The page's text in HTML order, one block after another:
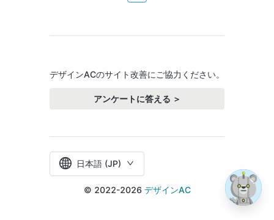
デザインACのサイト改善にご協力ください。
アンケートに答える ＞
日本語 (JP)
© 2022-2026 デザインAC